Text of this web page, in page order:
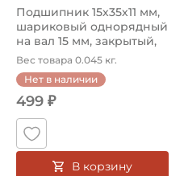
Подшипник 15х35х11 мм,
шариковый однорядный
на вал 15 мм, закрытый,
уве...
Вес товара 0.045 кг.
Нет в наличии
499 ₽
В корзину